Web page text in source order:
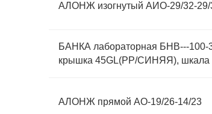
АЛОНЖ изогнутый АИО-29/32-29/
БАНКА лабораторная БНВ---
крышка 45GL(PP/СИНЯЯ), шкала
АЛОНЖ прямой АО-19/26-14/23